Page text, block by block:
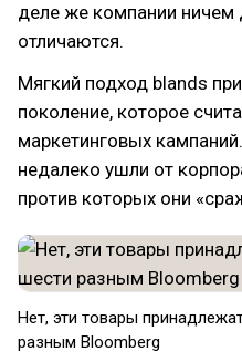
деле же компании ничем
отличаются.
Мягкий подход blands
поколение, которое
маркетинговых
недалеко ушли от
против которых они
Нет, эти товары
разным Bloomberg